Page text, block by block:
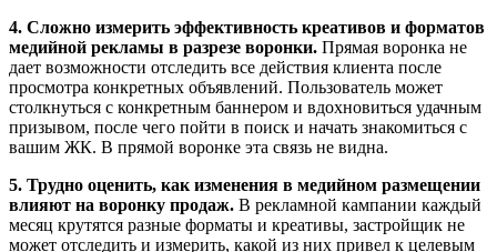
4. Сложно измерить эффективность креативов и форматов
медийной рекламы в разрезе воронки. Прямая воронка не
дает возможности отследить все действия клиента после
просмотра конкретных объявлений. Пользователь может
столкнуться с конкретным баннером и вдохновиться удачным
призывом, после чего пойти в поиск и начать знакомиться с
вашим ЖК. В прямой воронке эта связь не видна.
5. Трудно оценить, как изменения в медийном размещении
влияют на воронку продаж. В рекламной кампании каждый
месяц крутятся разные форматы и креативы, застройщик не
может отследить и измерить, какой из них привел к целевым